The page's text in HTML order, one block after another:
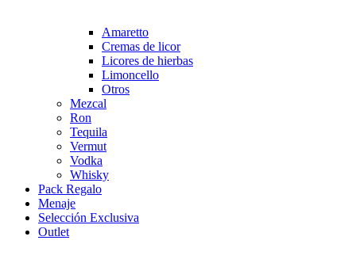
Amaretto
Cremas de licor
Licores de hierbas
Limoncello
Otros
Mezcal
Ron
Tequila
Vermut
Vodka
Whisky
Pack Regalo
Menaje
Selección Exclusiva
Outlet